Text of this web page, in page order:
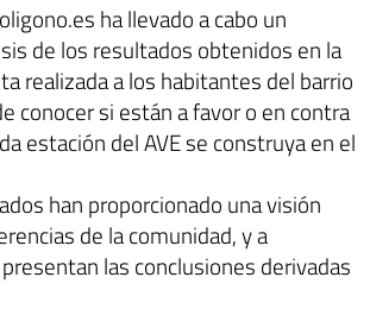
ha llevado a cabo un
de los resultados obtenidos en la
realizada a los habitantes del barrio
conocer si están a favor o en contra
estación del AVE se construya en el
han proporcionado una visión
de la comunidad, y a
las conclusiones derivadas